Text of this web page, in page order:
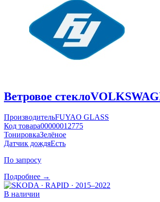
Ветровое стекло
ПроизводительFUYAO GLASS
Код товара00000012775
ТонировкаЗелёное
Датчик дождяЕсть
По запросу
Подробнее →
В наличии